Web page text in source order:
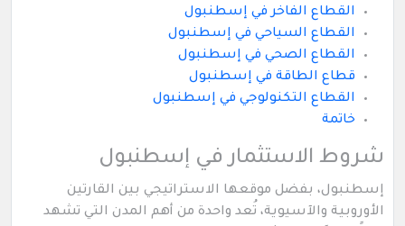
القطاع الفاخر في إسطنبول
القطاع السياحي في إسطنبول
القطاع الصحي في إسطنبول
قطاع الطاقة في إسطنبول
القطاع التكنولوجي في إسطنبول
خاتمة
شروط الاستثمار في إسطنبول
إسطنبول، بفضل موقعها الاستراتيجي بين القارتين
الأوروبية والآسيوية، تُعد واحدة من أهم المدن التي تشهد